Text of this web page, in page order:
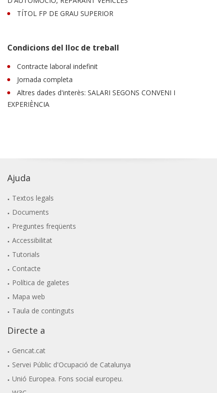
TÍTOL FP DE GRAU SUPERIOR
Condicions del lloc de treball
Contracte laboral indefinit
Jornada completa
Altres dades d'interès: SALARI SEGONS CONVENI I
EXPERIÈNCIA
Ajuda
Textos legals
Documents
Preguntes freqüents
Accessibilitat
Tutorials
Contacte
Política de galetes
Mapa web
Taula de continguts
Directe a
Gencat.cat
Servei Públic d'Ocupació de Catalunya
Unió Europea. Fons social europeu.